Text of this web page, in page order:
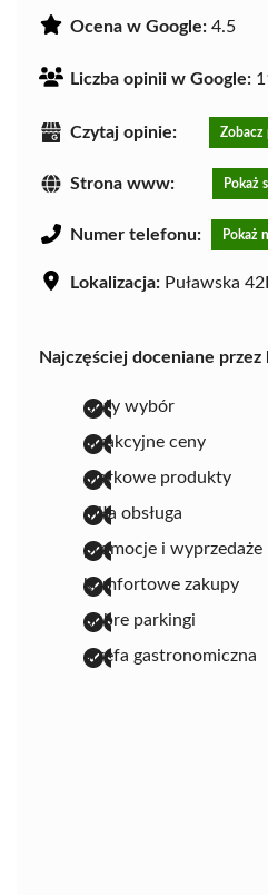
Ocena w Google: 4.5
Liczba opinii w Google:
Czytaj opinie: Zobacz
Strona www: Pokaż
Numer telefonu: Pokaż
Lokalizacja: Puławska
Najczęściej doceniane
duży wybór
atrakcyjne ceny
markowe produkty
miła obsługa
promocje i wyprzedaże
komfortowe zakupy
dobre parkingi
strefa gastronomiczna